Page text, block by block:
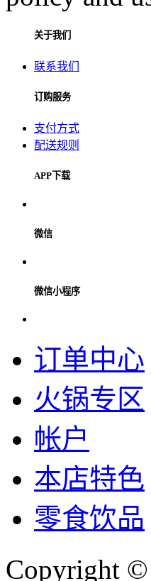
关于我们
联系我们
订购服务
支付方式
配送规则
APP下载
微信
微信小程序
订单中心
火锅专区
帐户
本店特色
零食饮品
Copyright